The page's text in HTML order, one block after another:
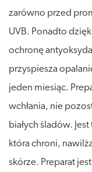
zarówno przed
UVB. Ponadto
ochronę
przyspiesza
jeden miesiąc.
wchłania, nie
białych śladów.
która chroni,
skórze. Preparat